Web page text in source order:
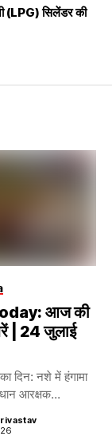
(LPG) सिलेंडर की
आज की
| 24 जुलाई
दिन: नशे में हंगामा
आरक्षक...